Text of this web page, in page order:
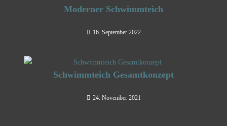
Moderner Schwimmteich
16. September 2022
Schwimmteich Gesamtkonzept
24. November 2021